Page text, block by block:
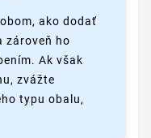
ako dodať
zároveň ho
Ak však
zvážte
typu obalu,